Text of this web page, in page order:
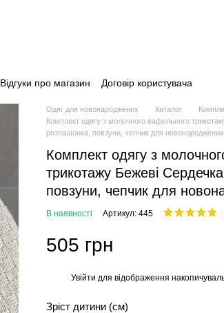
Відгуки про магазин Договір користувача
Одяг для новонароджених Каталог
Комплект одягу з молочного вафельного
розпашонка, повзуни, чепчик для новонароджених
Комплект одягу з
трикотажу Бежеві
повзуни, чепчик для
В наявності Артикул: 445
505 грн
Увійти для відображення
Зріст дитини (см)